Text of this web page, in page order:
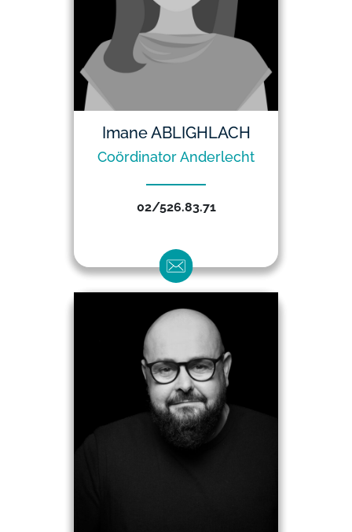
Imane ABLIGHLACH
Coördinator Anderlecht
02/526.83.71